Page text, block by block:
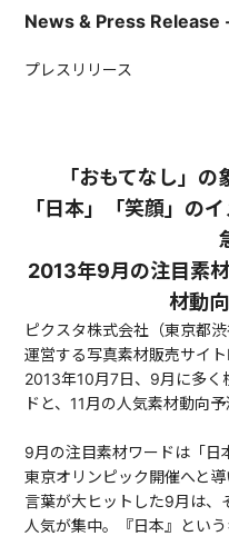
News & Press Release
プレスリリース
「おもてなし」
「日本」「笑顔」の
2013年9月の注目素
材動
ピクスタ株式会社（東京都
運営する写真素材販売サイ
2013年10月7日、9月に多く
ドと、11月の人気素材動向
9月の注目素材ワードは「日
東京オリンピック開催へと
言葉が大ヒットした9月は、
人気が集中。『日本』とい